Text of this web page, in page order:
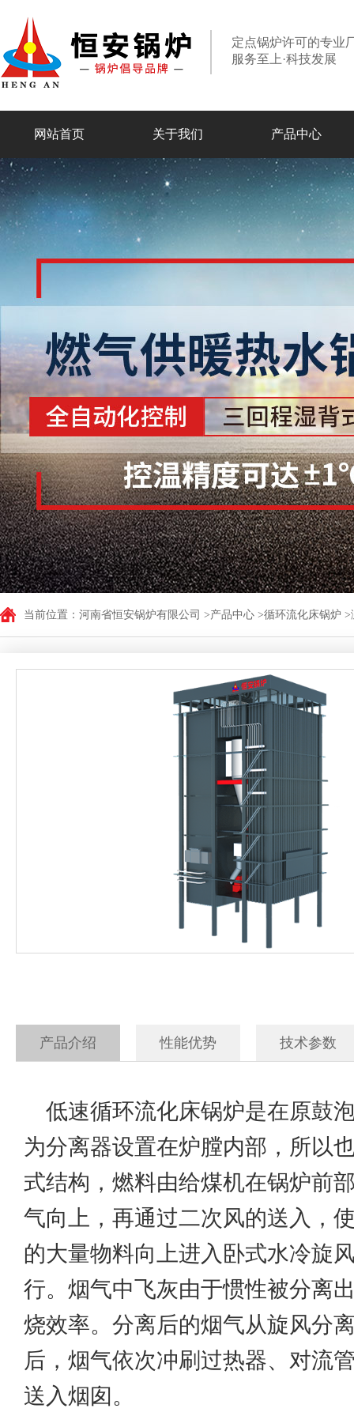
定点锅炉许可的专业
服务至上·科技发展
网站首页 关于我们
走进恒安
产品中心
燃油燃气锅炉
低氮型燃气蒸汽锅炉
WNSL型油气炉
CLSS型立式燃油（气）
燃气热风炉
LSS系列立式燃油(气
LSS贯流锅炉
CLHS型立式燃油燃气
WNS系列卧式燃油（气
CWNS系列燃油（气）卧
电加热锅炉
立式电加热热水锅炉
卧式电加热蒸汽锅炉
立式电加热蒸汽锅炉
卧式电加热热水锅炉
蒸汽发生器
生物质发生器
无烟浴暖锅炉
当前位置： 河南省恒安锅炉有限公司 >产品中心 >循环流化床锅炉 >
产品介绍 性能优势 技术参数
低速循环流化床锅炉是在原鼓
为分离器设置在炉膛内部，所以
式结构，燃料由给煤机在锅炉前
气向上，再通过二次风的送入，
的大量物料向上进入卧式水冷旋
行。烟气中飞灰由于惯性被分离
烧效率。分离后的烟气从旋风分
后，烟气依次冲刷过热器、对流
送入烟囱。